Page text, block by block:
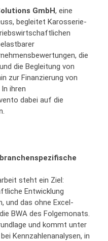
GmbH, eine
begleitet Karosserie-
die
die Begleitung von
zur Finanzierung von
ihren
dabei auf die
steht ein Ziel:
Entwicklung
und das ohne Excel-
BWA des Folgemonats.
und kommt unter
Kennzahlenanalysen, in